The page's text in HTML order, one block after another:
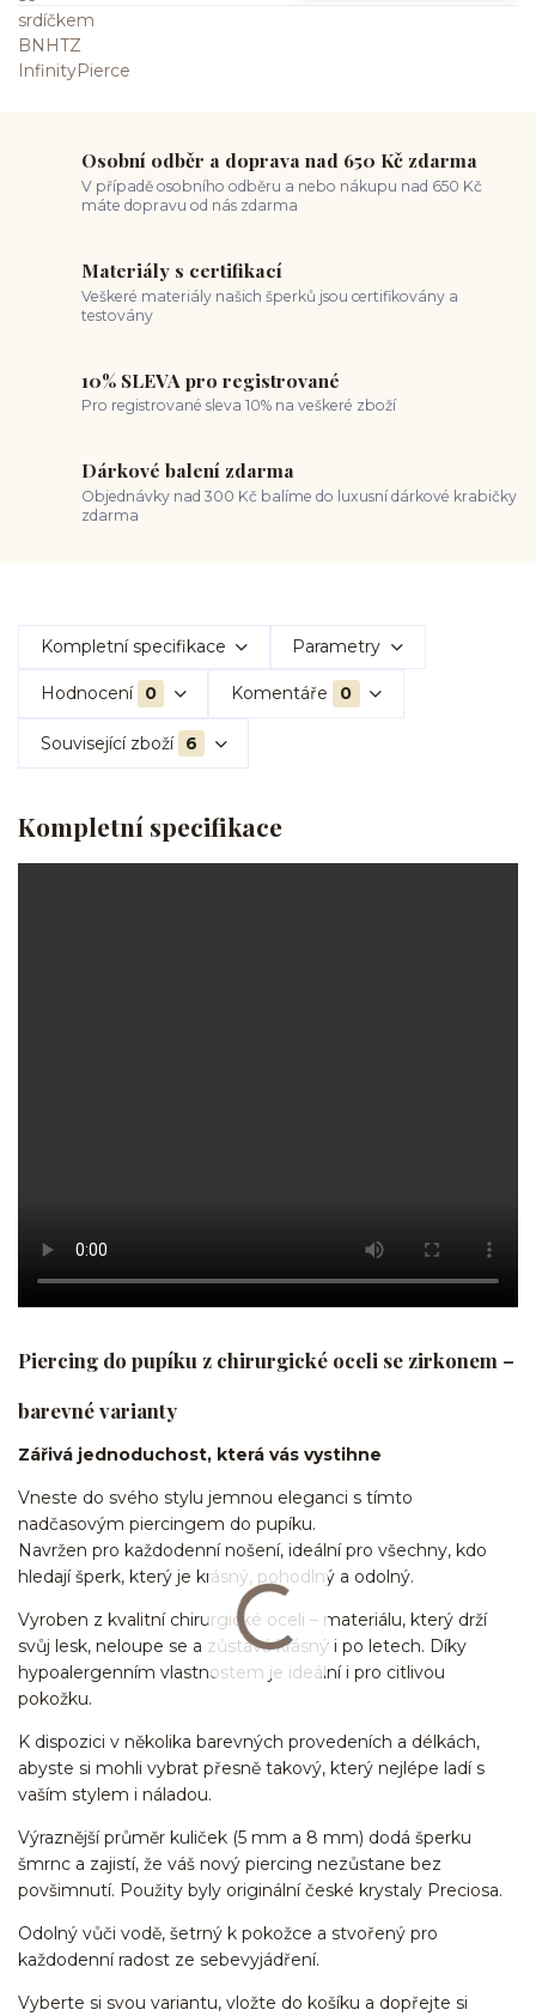
Osobní odběr a doprava nad 650 Kč zdarma
V případě osobního odběru a nebo nákupu nad 650 Kč
máte dopravu od nás zdarma
Materiály s certifikací
Veškeré materiály našich šperků jsou certifikovány a
testovány
10% SLEVA pro registrované
Pro registrované sleva 10% na veškeré zboží
Dárkové balení zdarma
Objednávky nad 300 Kč balíme do luxusní dárkové krabičky
zdarma
Kompletní specifikace Parametry
Hodnocení 0 Komentáře 0
Související zboží 6
Kompletní specifikace
Piercing do pupíku z chirurgické oceli se zirkonem –
barevné varianty
Zářivá jednoduchost, která vás vystihne
Vneste do svého stylu jemnou eleganci s tímto
nadčasovým piercingem do pupíku.
Navržen pro každodenní nošení, ideální pro všechny, kdo
hledají šperk, který je krásný, pohodlný a odolný.
Vyroben z kvalitní chirurgické oceli – materiálu, který drží
svůj lesk, neloupe se a zůstává krásný i po letech. Díky
hypoalergenním vlastnostem je ideální i pro citlivou
pokožku.
K dispozici v několika barevných provedeních a délkách,
abyste si mohli vybrat přesně takový, který nejlépe ladí s
vaším stylem i náladou.
Výraznější průměr kuliček (5 mm a 8 mm) dodá šperku
šmrnc a zajistí, že váš nový piercing nezůstane bez
povšimnutí. Použity byly originální české krystaly Preciosa.
Odolný vůči vodě, šetrný k pokožce a stvořený pro
každodenní radost ze sebevyjádření.
Vyberte si svou variantu, vložte do košíku a dopřejte si